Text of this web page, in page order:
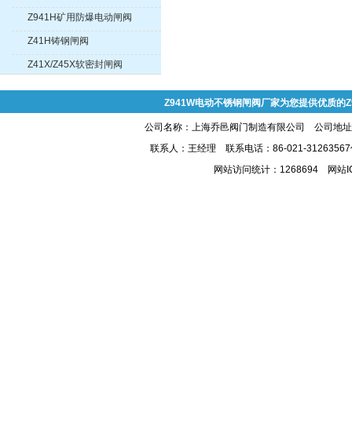
Z941H矿用防爆电动闸阀
Z41H铸钢闸阀
Z41X/Z45X软密封闸阀
Z941W电动不锈钢闸阀厂家为您提供优质的
公司名称：上海乔邑阀门制造有限公司 公司地
联系人：王经理 联系电话：86-021-
网站访问统计：1268694 网站